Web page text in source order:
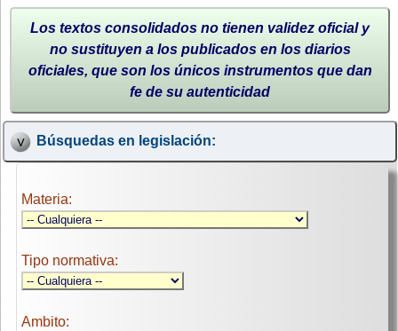
Los textos consolidados no tienen validez oficial y
no sustituyen a los publicados en los diarios
oficiales, que son los únicos instrumentos que dan
fe de su autenticidad
Búsquedas en legislación:
Materia:
Tipo normativa:
Ambito: